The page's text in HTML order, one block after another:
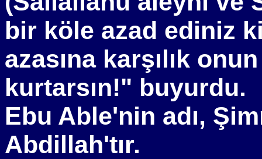
bir köle azad ediniz
azasına karşılık
kurtarsın!" buyurdu.
Ebu Able'nin adı,
Abdillah'tır.